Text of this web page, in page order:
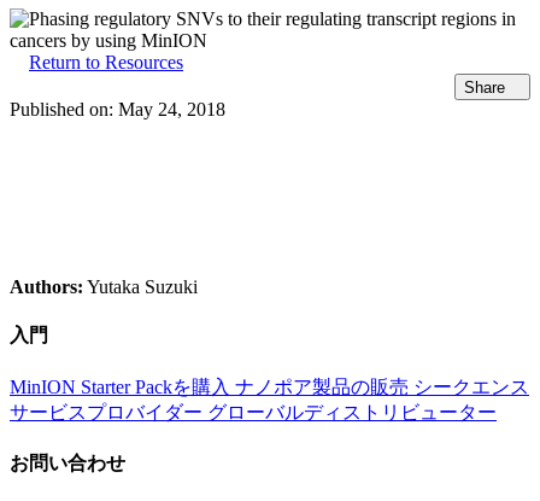
Return to Resources
Share
Published on: May 24, 2018
Authors: Yutaka Suzuki
入門
MinION Starter Packを購入 ナノポア製品の販売 シークエンス
サービスプロバイダー グローバルディストリビューター
お問い合わせ